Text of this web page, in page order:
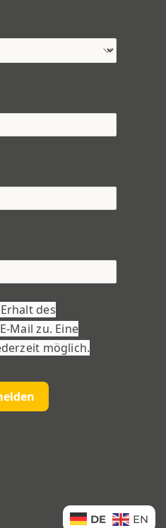
des
Mail zu. Eine
möglich.
DE EN